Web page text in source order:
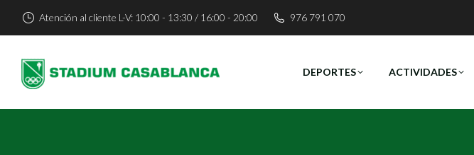
Atención al cliente L-V: 10:00 - 13:30 / 16:00 - 20:00 976 791 070
DEPORTES ACTIVIDADES